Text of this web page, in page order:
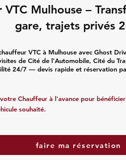
VTC Mulhouse –
gare, trajets privés
VTC à Mulhouse avec Ghost
de Cité de l’Automobile, Cité du
24/7 — devis rapide et réservation
votre Chauffeur à l'avance pour
souhaité.
faire ma réservation